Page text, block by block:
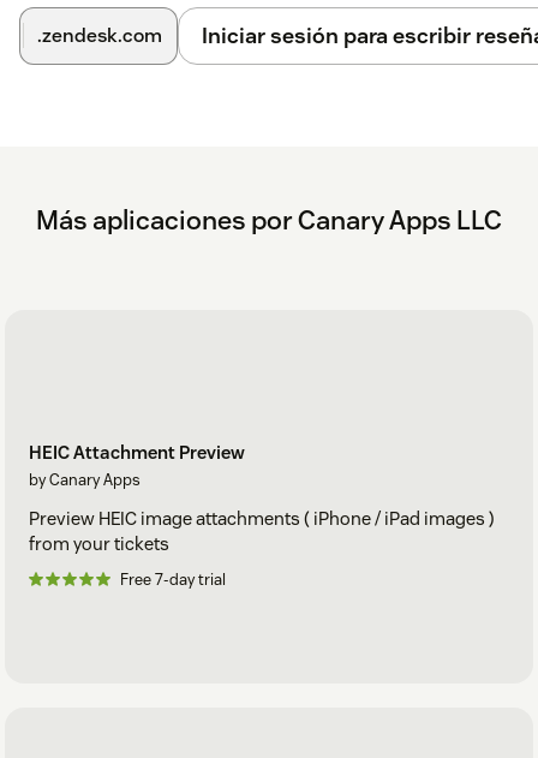
.zendesk.com Iniciar sesión para escribir
Más aplicaciones por Canary Apps LLC
HEIC Attachment Preview
by Canary Apps
Preview HEIC image attachments ( iPhone / iPad images )
from your tickets
Free 7-day trial